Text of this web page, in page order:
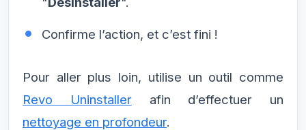
Confirme l’action, et c’est fini !
Pour aller plus loin, utilise un outil comme
Revo Uninstallerafin d’effectuer un
nettoyage en profondeur.